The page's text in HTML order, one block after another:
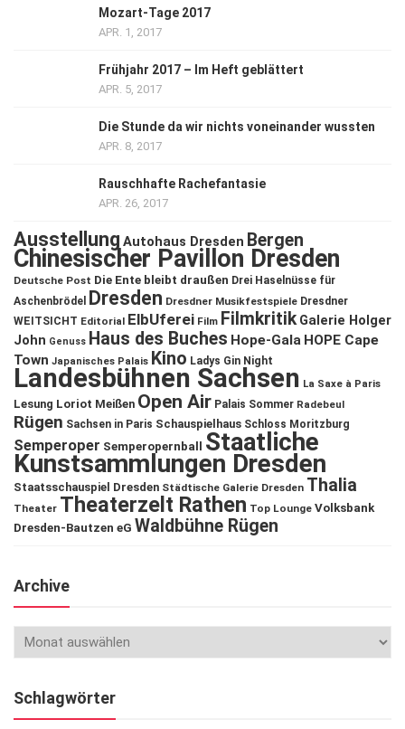
Mozart-Tage 2017
APR. 1, 2017
Frühjahr 2017 – Im Heft geblättert
APR. 5, 2017
Die Stunde da wir nichts voneinander wussten
APR. 8, 2017
Rauschhafte Rachefantasie
APR. 26, 2017
Ausstellung Autohaus Dresden Bergen
Chinesischer Pavillon Dresden
Deutsche Post Die Ente bleibt draußen Drei Haselnüsse für
Aschenbrödel
Dresden Dresdner Musikfestspiele Dresdner
WEITSICHT Editorial ElbUferei Film Filmkritik Galerie Holger
John Genuss Haus des Buches Hope-Gala HOPE Cape
Town Japanisches Palais Kino Ladys Gin Night
Landesbühnen Sachsen La Saxe à Paris
Lesung Loriot Meißen Open Air Palais Sommer Radebeul
Rügen Sachsen in Paris Schauspielhaus Schloss Moritzburg
Semperoper Semperopernball Staatliche
Kunstsammlungen Dresden
Staatsschauspiel Dresden Städtische Galerie Dresden Thalia
Theater Theaterzelt Rathen Top Lounge Volksbank
Dresden-Bautzen eG Waldbühne Rügen
Archive
Schlagwörter